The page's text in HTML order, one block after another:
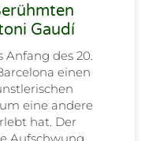
Gaudí
Anfang des 20.
einen
eine andere
hat. Der
Aufschwung,